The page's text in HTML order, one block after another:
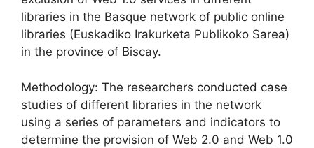
libraries in the Basque network of public online
libraries (Euskadiko Irakurketa Publikoko Sarea)
in the province of Biscay.
Methodology: The researchers conducted case
studies of different libraries in the network
using a series of parameters and indicators to
determine the provision of Web 2.0 and Web 1.0